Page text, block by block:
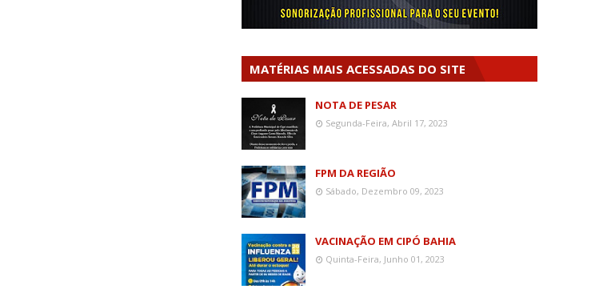
MATÉRIAS MAIS ACESSADAS DO SITE
NOTA DE PESAR
Segunda-Feira, Abril 17, 2023
FPM DA REGIÃO
Sábado, Dezembro 09, 2023
VACINAÇÃO EM CIPÓ BAHIA
Quinta-Feira, Junho 01, 2023